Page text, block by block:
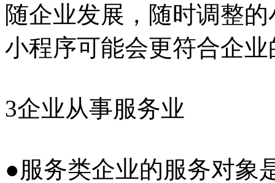
随企业发展，随时调整
小程序可能会更符合企
3企业从事服务业
●服务类企业的服务对象